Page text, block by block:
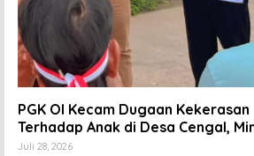
PGK OI Kecam Dugaan Kekerasan
Terhadap Anak di Desa Cengal,
Aparat Bertindak Tegas Jika
Juli 28, 2026